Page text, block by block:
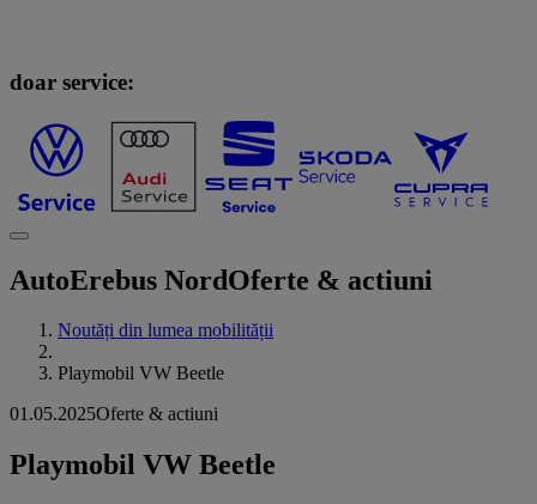
doar service:
AutoErebus NordOferte & actiuni
Noutăți din lumea mobilității
Playmobil VW Beetle
01.05.2025Oferte & actiuni
Playmobil VW Beetle